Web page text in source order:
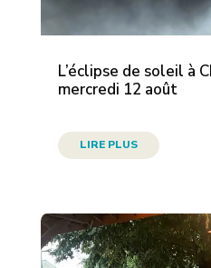
L’éclipse de soleil à
mercredi 12 août
LIRE PLUS